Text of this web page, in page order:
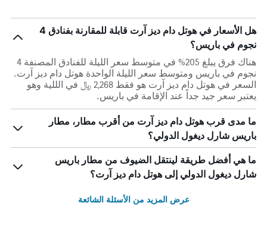
هل الأسعار في هوتل دام ديز آرت قابلة للمقارنة بفنادق 4
نجوم في باريس؟
هناك فرق يبلغ 205% في متوسط ​​سعر الليلة للفنادق المصنفة 4
نجوم في باريس ومتوسط ​​سعر الليلة الواحدة هوتل دام ديز آرت.
السعر في هوتل دام ديز آرت هو فقط 2,268 ﷼ في الللية وهو
يعتبر سعر جيد جداً عند الإقامة في باريس.
ما مدى قرب هوتل دام ديز آرت من أقرب مطار، مطار
باريس شارل ديغول الدولي؟
ما هي أفضل طريقة لينتقل الضيوف من مطار باريس
شارل ديغول الدولي إلى هوتل دام ديز آرت؟
عرض المزيد من الأسئلة الشائعة